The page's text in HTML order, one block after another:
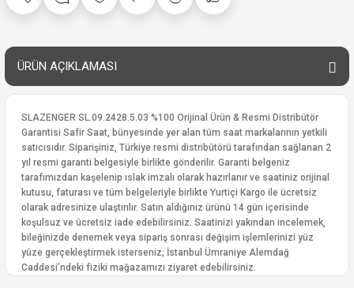
ÜRÜN AÇIKLAMASI
SLAZENGER SL.09.2428.5.03 %100 Orijinal Ürün & Resmi Distribütör
Garantisi Safir Saat, bünyesinde yer alan tüm saat markalarının yetkili
satıcısıdır. Siparişiniz, Türkiye resmi distribütörü tarafından sağlanan 2
yıl resmi garanti belgesiyle birlikte gönderilir. Garanti belgeniz
tarafımızdan kaşelenip ıslak imzalı olarak hazırlanır ve saatiniz orijinal
kutusu, faturası ve tüm belgeleriyle birlikte Yurtiçi Kargo ile ücretsiz
olarak adresinize ulaştırılır. Satın aldığınız ürünü 14 gün içerisinde
koşulsuz ve ücretsiz iade edebilirsiniz. Saatinizi yakından incelemek,
bileğinizde denemek veya sipariş sonrası değişim işlemlerinizi yüz
yüze gerçekleştirmek isterseniz; İstanbul Ümraniye Alemdağ
Caddesi’ndeki fiziki mağazamızı ziyaret edebilirsiniz.